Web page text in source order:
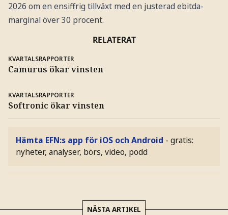
2026 om en ensiffrig tillväxt med en justerad ebitda-
marginal över 30 procent.
RELATERAT
KVARTALSRAPPORTER
Camurus ökar vinsten
KVARTALSRAPPORTER
Softronic ökar vinsten
Hämta EFN:s app för iOS och Android - gratis:
nyheter, analyser, börs, video, podd
NÄSTA ARTIKEL